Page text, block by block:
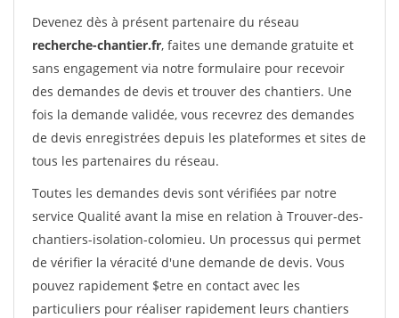
Devenez dès à présent partenaire du réseau
recherche-chantier.fr, faites une demande gratuite et
sans engagement via notre formulaire pour recevoir
des demandes de devis et trouver des chantiers. Une
fois la demande validée, vous recevrez des demandes
de devis enregistrées depuis les plateformes et sites de
tous les partenaires du réseau.
Toutes les demandes devis sont vérifiées par notre
service Qualité avant la mise en relation à Trouver-des-
chantiers-isolation-colomieu. Un processus qui permet
de vérifier la véracité d'une demande de devis. Vous
pouvez rapidement $etre en contact avec les
particuliers pour réaliser rapidement leurs chantiers